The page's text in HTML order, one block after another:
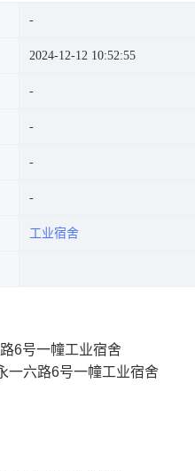
2024-12-12 10:52:55
工业宿舍
6号一幢工业宿舍
一六路6号一幢工业宿舍